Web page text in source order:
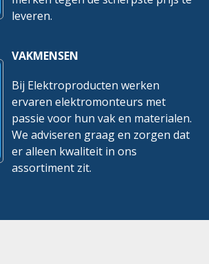
leveren.
VAKMENSEN
Bij Elektroproducten werken
ervaren elektromonteurs met
passie voor hun vak en materialen.
We adviseren graag en zorgen dat
er alleen kwaliteit in ons
assortiment zit.